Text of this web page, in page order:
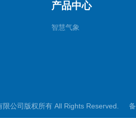
产品中心
智慧气象
限公司版权所有 All Rights Reserved.